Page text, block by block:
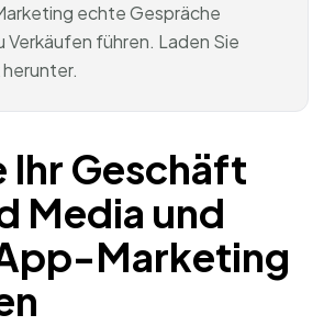
echte Gespräche
Verkäufen führen. Laden Sie
Ihr Geschäft
Media und
Marketing